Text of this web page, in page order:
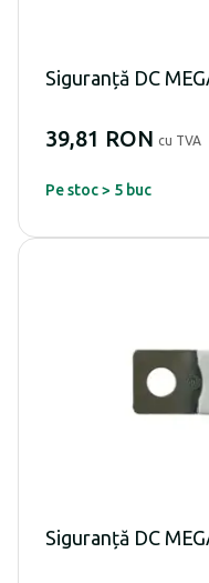
Siguranță DC
39,81 RON cu TVA
Pe stoc > 5 buc
Siguranță DC